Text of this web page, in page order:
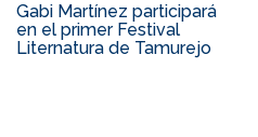
Gabi Martínez participará
en el primer Festival
Liternatura de Tamurejo